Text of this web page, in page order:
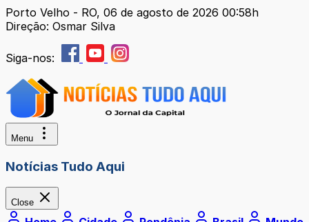
Porto Velho - RO, 06 de agosto de 2026 00:58h
Direção: Osmar Silva
Siga-nos:
Menu
Notícias Tudo Aqui
Close